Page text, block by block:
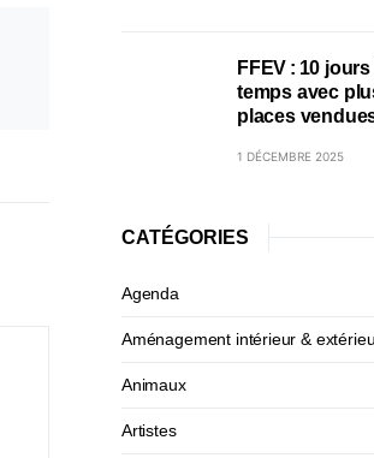
FFEV : 10
temps avec
places
1 DÉCEMBRE 2025
CATÉGORIES
Agenda
Aménagement intérieur &
Animaux
Artistes